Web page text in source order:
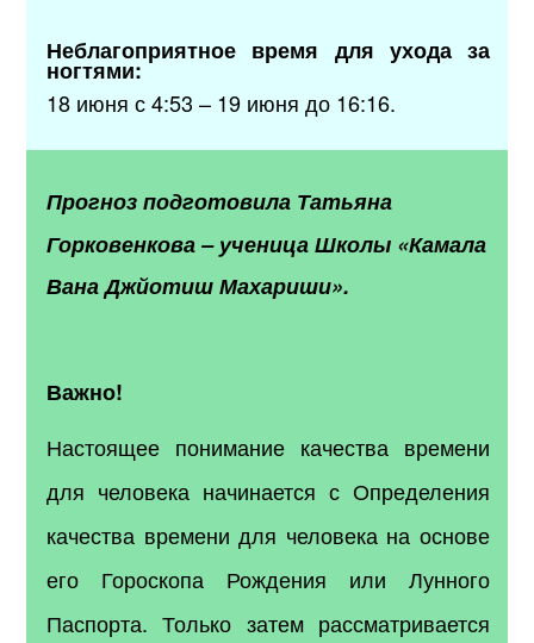
Неблагоприятное время для ухода за
ногтями:
18 июня с 4:53 – 19 июня до 16:16.
Прогноз подготовила Татьяна
Горковенкова – ученица Школы «Камала
Вана Джйотиш Махариши».
Важно!
Настоящее понимание качества времени
для человека начинается с Определения
качества времени для человека на основе
его Гороскопа Рождения или Лунного
Паспорта. Только затем рассматривается